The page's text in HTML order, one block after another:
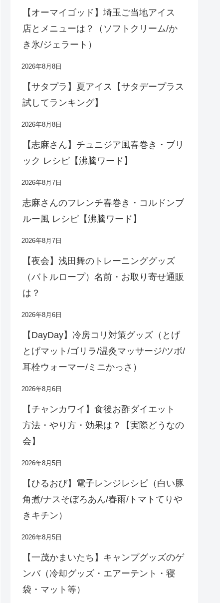
【オーマイゴッド】埼玉ご当地アイス
店とメニューは？（ソフトクリーム/か
き氷/ジェラート）
2026年8月8日
【サタプラ】夏アイス【サタデープラス
試してランキング】
2026年8月8日
【志麻さん】チュニジア風春巻き・ブリ
ック レシピ【沸騰ワード】
2026年8月7日
志麻さんのフレンチ春巻き・コルドンブ
ルー風 レシピ【沸騰ワード】
2026年8月7日
【夜会】浅田舞のトレーニンググッズ
（バトルロープ）名前・お取り寄せ通販
は？
2026年8月6日
【DayDay】冷房コリ対策グッズ（とげ
とげマット/ゴリラ/温灸マッサージ/ツボ/
耳栓ウォーマー/ミニかっさ）
2026年8月6日
【チャンカワイ】食後お酢ダイエット
方法・やり方・効果は？【実際どうなの
会】
2026年8月5日
【ひるおび】電子レンジレシピ（白い豚
角煮/ナスそぼろあん/春雨/トマトてりや
きキチン）
2026年8月5日
【一茂かまいたち】キャンプグッズのゲ
ンバ（冷却グッズ・エアーテント・寝
袋・マット等）